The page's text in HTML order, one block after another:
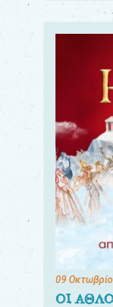
09
ΟΙ